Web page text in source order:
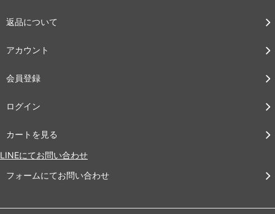
返品について
アカウント
会員登録
ログイン
カートを見る
LINEにてお問い合わせ
フォームにてお問い合わせ